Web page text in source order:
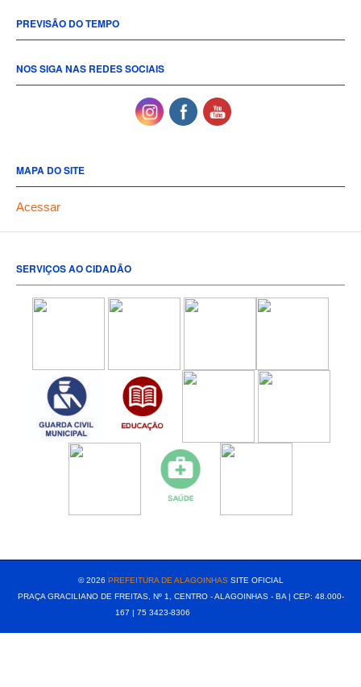
PREVISÃO DO TEMPO
NOS SIGA NAS REDES SOCIAIS
MAPA DO SITE
Acessar
SERVIÇOS AO CIDADÃO
© 2026 PREFEITURA DE ALAGOINHASSITE OFICIAL
PRAÇA GRACILIANO DE FREITAS, Nº 1, CENTRO - ALAGOINHAS - BA | CEP: 48.000-
167 | 75 3423-8306⠀⠀⠀⠀⠀⠀⠀⠀⠀⠀